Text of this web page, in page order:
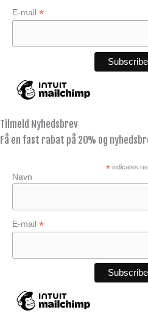
E-mail *
Tilmeld Nyhedsbrev
Få en fast rabat på 20% og
*indicates
Navn
E-mail *